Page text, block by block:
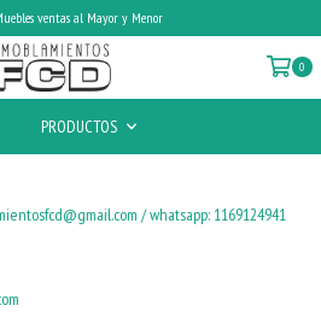
ventas al Mayor y Menor
0
PRODUCTOS
/ whatsapp: 1169124941